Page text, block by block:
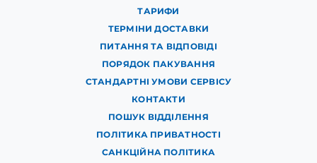
ТАРИФИ
ТЕРМІНИ ДОСТАВКИ
ПИТАННЯ ТА ВІДПОВІДІ
ПОРЯДОК ПАКУВАННЯ
СТАНДАРТНІ УМОВИ СЕРВІСУ
КОНТАКТИ
ПОШУК ВІДДІЛЕННЯ
ПОЛІТИКА ПРИВАТНОСТІ
САНКЦІЙНА ПОЛІТИКА